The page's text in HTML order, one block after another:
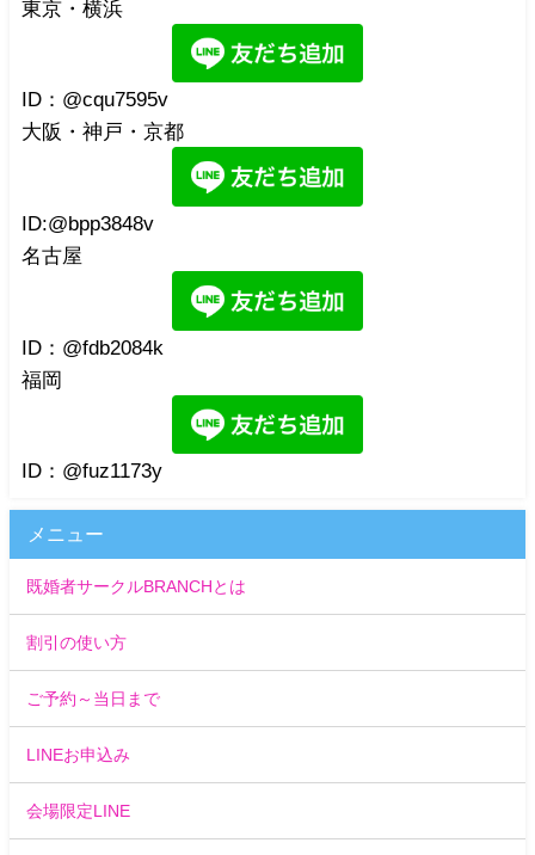
東京・横浜
ID：@cqu7595v
大阪・神戸・京都
ID:@bpp3848v
名古屋
ID：@fdb2084k
福岡
ID：@fuz1173y
メニュー
既婚者サークルBRANCHとは
割引の使い方
ご予約～当日まで
LINEお申込み
会場限定LINE